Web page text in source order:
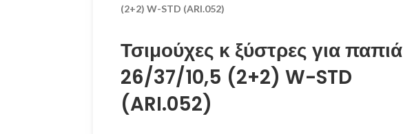
(2+2) W-STD (ARI.052)
Τσιμούχες κ ξύστρες για παπιά
26/37/10,5 (2+2) W-STD
(ARI.052)